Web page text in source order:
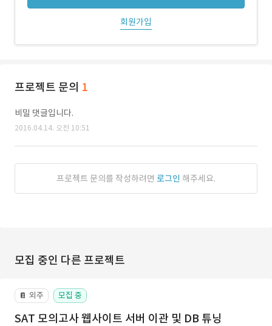
회원가입
프로젝트 문의 1
비밀 댓글입니다.
2016.04.14. 오전 10:51
프로젝트 문의를 작성하려면 로그인 해주세요.
모집 중인 다른 프로젝트
📔 외주 모집 중
SAT 모의고사 웹사이트 서버 이관 및 DB 튜닝